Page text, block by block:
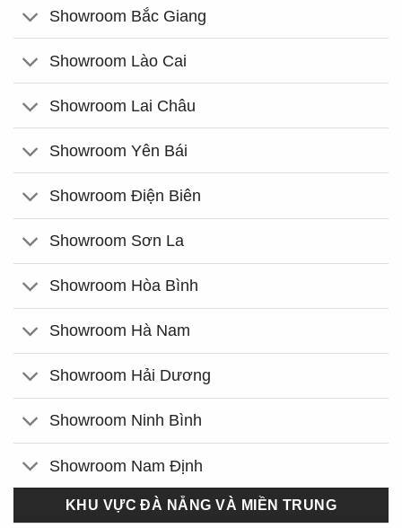
Showroom Bắc Giang
Showroom Lào Cai
Showroom Lai Châu
Showroom Yên Bái
Showroom Điện Biên
Showroom Sơn La
Showroom Hòa Bình
Showroom Hà Nam
Showroom Hải Dương
Showroom Ninh Bình
Showroom Nam Định
KHU VỰC ĐÀ NẴNG VÀ MIỀN TRUNG